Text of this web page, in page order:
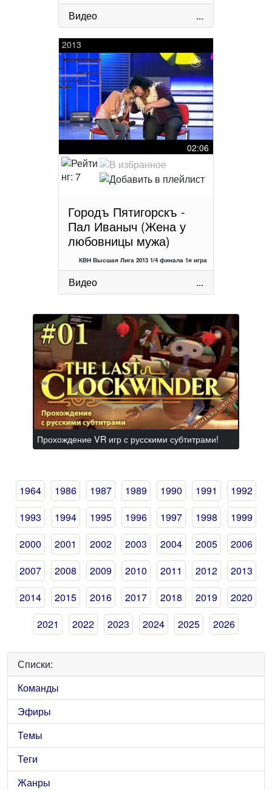
Видео ...
2013
02:06
Городъ Пятигорскъ -
Пал Иваныч (Жена у
любовницы мужа)
КВН Высшая Лига 2013 1/4 финала 1я игра
Видео ...
Прохождение VR игр с русскими субтитрами!
1964 1986 1987 1989 1990 1991
1992
1993
1994 1995 1996 1997 1998
1999
2000
2001 2002 2003 2004 2005
2006
2007
2008 2009 2010 2011 2012
2013
2014
2015 2016 2017 2018 2019
2020
2021
2022 2023 2024 2025 2026
Списки:
Команды
Эфиры
Темы
Теги
Жанры